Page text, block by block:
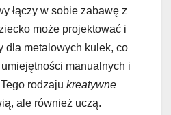
łączy w sobie zabawę z
może projektować i
dla metalowych kulek, co
manualnych i
rodzaju kreatywne
ale również uczą.